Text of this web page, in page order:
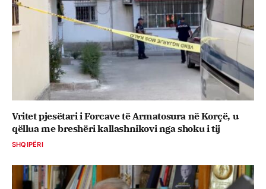
Vritet pjesëtari i Forcave të Armatosura në Korçë, u
qëllua me breshëri kallashnikovi nga shoku i tij
SHQIPËRI